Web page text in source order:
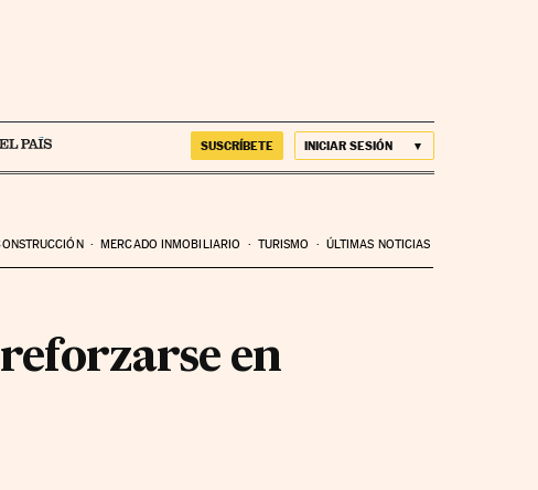
SUSCRÍBETE INICIAR SESIÓN
MERCADO INMOBILIARIO TURISMO ÚLTIMAS NOTICIAS
en